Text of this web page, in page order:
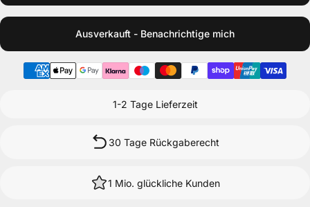
Ausverkauft - Benachrichtige mich
1-2 Tage Lieferzeit
30 Tage Rückgaberecht
1 Mio. glückliche Kunden